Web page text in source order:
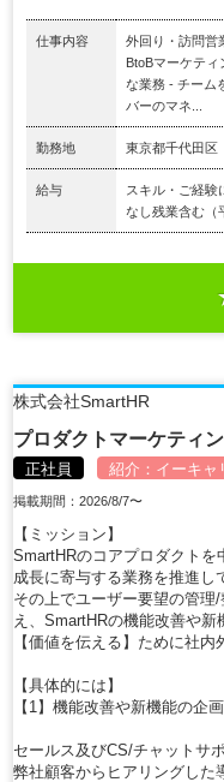
仕事内容
外回り・訪問営
BtoBマーケテ
な業務 - チーム
バーのマネ...
勤務地 東京都千代田区
給与
スキル・ご経
なし残業含む（
株式会社SmartHR
プロダクトマーケティ
正社員 紹介： イーキャ
掲載期間：2026/8/7〜
【ミッション】
SmartHRのコアプロダクト
成長に寄与する業務を推進し
その上でユーザー要望の管理
え、SmartHRの機能改善や新
【価値を伝える】ために社
【具体的には】
【1】機能改善や新機能の企
セールス及びCS/チャットサ
弊社顧客からヒアリングした